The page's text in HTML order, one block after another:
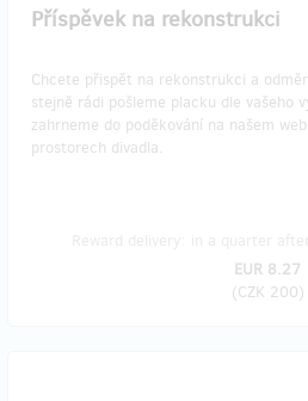
Příspěvek na rekonstrukci
Chcete přispět na rekonstrukci a
stejně rádi pošleme placku dle vašeho
zahrneme do poděkování na našem
prostorech divadla.
EUR 8.27
(CZK 200)